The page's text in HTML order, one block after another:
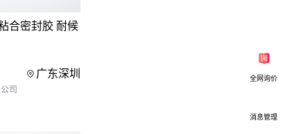
：
广东深圳
密封胶 耐候
司
全网询价
消息管理